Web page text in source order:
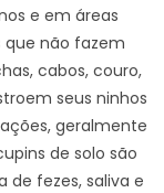
e em áreas
que não fazem
cabos, couro,
seus ninhos
geralmente
de solo são
fezes, saliva e